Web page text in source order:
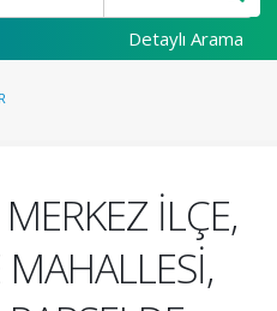
Detaylı Arama
İLÇE,